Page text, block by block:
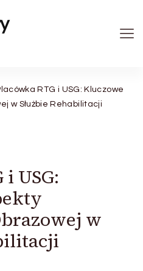
RTG i USG: Kluczowe
w Służbie Rehabilitacji
USG:
w